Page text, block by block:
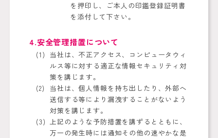
を押印し、ご本人の印鑑登録証明書
を添付して下さい。
4.安全管理措置について
当社は、不正アクセス、コンピュータウィ
ルス等に対する適正な情報セキュリティ対
策を講じます。
当社は、個人情報を持ち出したり、外部へ
送信する等により漏洩することがないよう
対策を講じます。
上記のような予防措置を講ずるとともに、
万一の発生時には通知その他の速やかな是